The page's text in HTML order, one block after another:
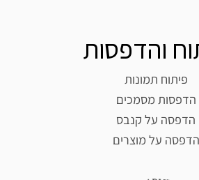
והדפסות
פיתוח תמונות
הדפסות מסמכים
הדפסה על קנבס
הדפסה על מוצרים